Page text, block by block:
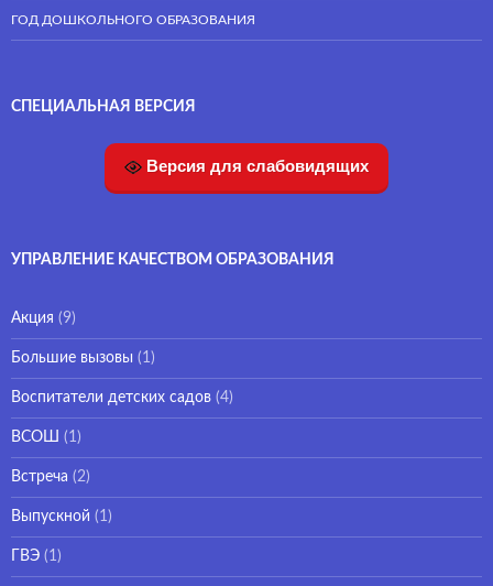
ГОД ДОШКОЛЬНОГО ОБРАЗОВАНИЯ
СПЕЦИАЛЬНАЯ ВЕРСИЯ
Версия для слабовидящих
УПРАВЛЕНИЕ КАЧЕСТВОМ ОБРАЗОВАНИЯ
Акция (9)
Большие вызовы (1)
Воспитатели детских садов (4)
ВСОШ (1)
Встреча (2)
Выпускной (1)
ГВЭ (1)